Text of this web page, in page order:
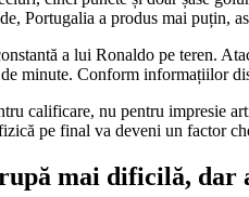
Portugalia a produs mai puțin,
a lui Ronaldo pe teren.
minute. Conform informațiilor
calificare, nu pentru impresie
pe final va deveni un factor
mai dificilă, dar